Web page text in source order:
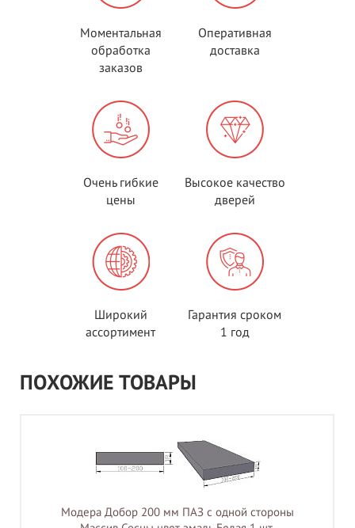
Моментальная
обработка
заказов
Оперативная
доставка
Очень гибкие
цены
Высокое качество
дверей
Широкий
ассортимент
Гарантия сроком
1 год
ПОХОЖИЕ ТОВАРЫ
Модера Добор 200 мм ПАЗ с одной стороны